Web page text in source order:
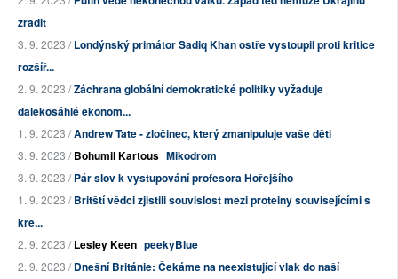
zradit
3. 9. 2023 /Londýnský primátor Sadiq Khan ostře vystoupil proti kritice
rozšíř...
2. 9. 2023 /Záchrana globální demokratické politiky vyžaduje
dalekosáhlé ekonom...
1. 9. 2023 /Andrew Tate - zločinec, který zmanipuluje vaše děti
3. 9. 2023 /Bohumil Kartous Mikodrom
3. 9. 2023 /Pár slov k vystupování profesora Hořejšího
1. 9. 2023 /Britští vědci zjistili souvislost mezi proteiny souvisejícími s
kre...
2. 9. 2023 /Lesley Keen peekyBlue
2. 9. 2023 /Dnešní Británie: Čekáme na neexistující vlak do naší